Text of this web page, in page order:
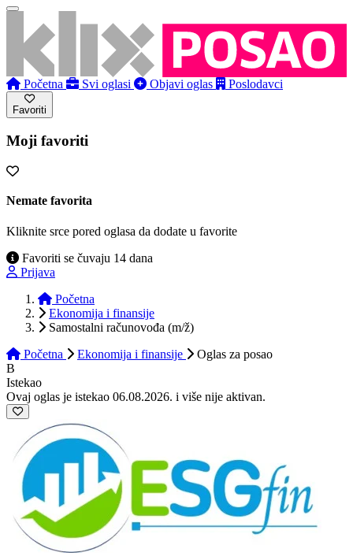
Početna Svi oglasi Objavi oglas Poslodavci
Favoriti
Moji favoriti
Nemate favorita
Kliknite srce pored oglasa da dodate u favorite
Favoriti se čuvaju 14 dana
Prijava
Početna
Ekonomija i finansije
Samostalni računovođa (m/ž)
Početna
Ekonomija i finansije Oglas za posao
B
Istekao
Ovaj oglas je istekao 06.08.2026. i više nije aktivan.